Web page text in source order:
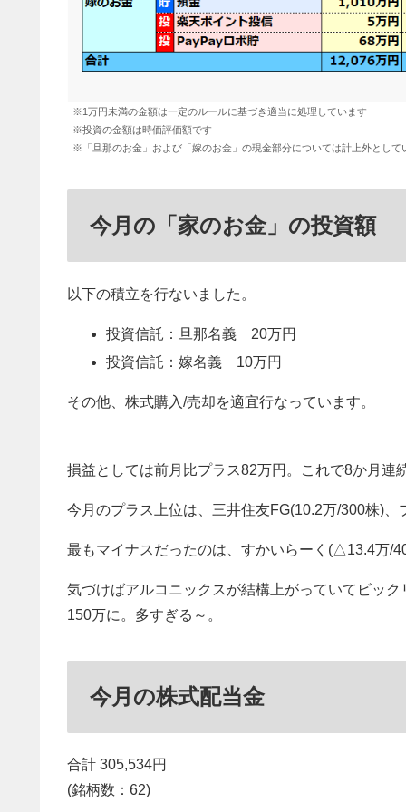
※1万円未満の金額は一定のルールに基づき適当に処理しています
※投資の金額は時価評価額です
※「旦那のお金」および「嫁のお金」の現金部分については計上外として
今月の「家のお金」の投資額
以下の積立を行ないました。
投資信託：旦那名義 20万円
投資信託：嫁名義 10万円
その他、株式購入/売却を適宜行なっています。
損益としては前月比プラス82万円。これで8か月連
今月のプラス上位は、三井住友FG(10.2万/300株)
最もマイナスだったのは、すかいらーく(△13.4万/
気づけばアルコニックスが結構上がっていてビッ
150万に。多すぎる～。
今月の株式配当金
合計 305,534円
(銘柄数：62)